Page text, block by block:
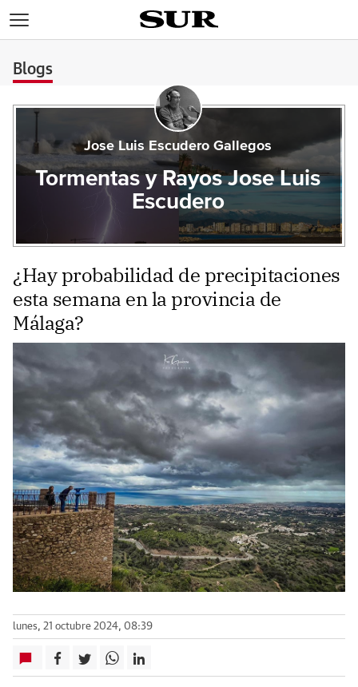
Blogs
Jose Luis Escudero Gallegos
Tormentas y Rayos Jose Luis
Escudero
¿Hay probabilidad de precipitaciones
esta semana en la provincia de
Málaga?
lunes, 21 octubre 2024, 08:39